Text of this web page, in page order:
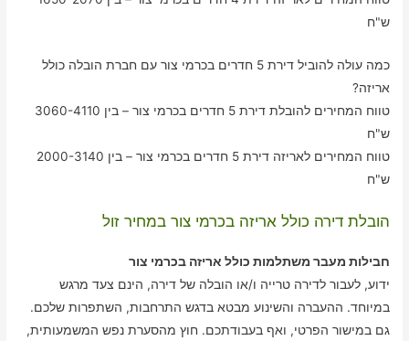
ש"ח
כמה עולה להוביל דירת 5 חדרים בכרמי צור עם חברת הובלה כולל
אריזה?
טווח המחירים להובלת דירת 5 חדרים בכרמי צור – בין 3060-4110
ש"ח
טווח המחירים לאריזה דירת 5 חדרים בכרמי צור – בין 2000-3140
ש"ח
הובלת דירה כולל אריזה בכרמי צור במחיר זול
חבילות מעבר משתלמות כולל אריזה בכרמי צור
ידוע, לעבור לדירה טרייה ו/או הובלה של דירה, הינם צעד מרגש
במיוחד. ההעברה והשינוע מבטא בדגש התרחבות, השתפרות שלכם.
גם במישור הפרטי, ואף בעבודתכם. חוץ מהסערת נפש המשמעותית,